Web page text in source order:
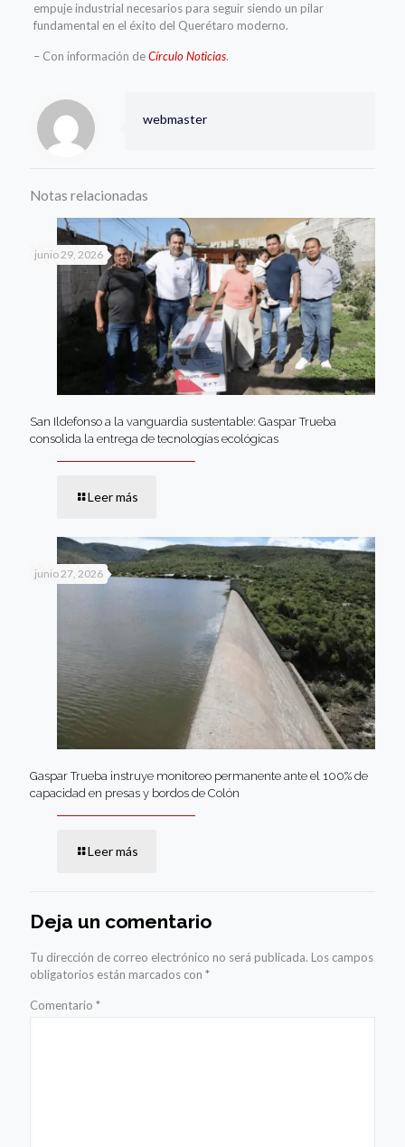
empuje industrial necesarios para seguir siendo un pilar
fundamental en el éxito del Querétaro moderno.
– Con información deCírculo Noticias.
webmaster
Notas relacionadas
junio 29, 2026
San Ildefonso a la vanguardia sustentable: Gaspar Trueba
consolida la entrega de tecnologías ecológicas
Leer más
junio 27, 2026
Gaspar Trueba instruye monitoreo permanente ante el 100% de
capacidad en presas y bordos de Colón
Leer más
Deja un comentario
Tu dirección de correo electrónico no será publicada. Los campos
obligatorios están marcados con *
Comentario *